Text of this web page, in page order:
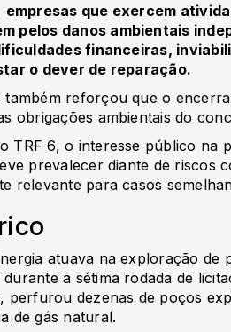
empresas que exercem
pelos danos ambientais
financeiras,
o dever de reparação.
também reforçou que o
obrigações ambientais do
TRF 6, o interesse público na
prevalecer diante de riscos
relevante para casos
atuava na exploração de
durante a sétima rodada de
perfurou dezenas de poços
de gás natural.